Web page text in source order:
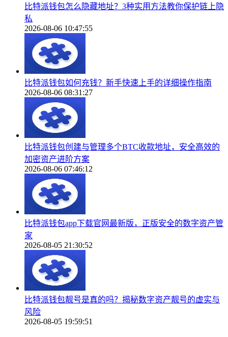
比特派钱包怎么隐藏地址？3种实用方法教你保护链上隐
私
2026-08-06 10:47:55
比特派钱包如何充钱？新手快速上手的详细操作指南
2026-08-06 08:31:27
比特派钱包创建与管理多个BTC收款地址，安全高效的
加密资产进阶方案
2026-08-06 07:46:12
比特派钱包app下载官网最新版，正版安全的数字资产管
家
2026-08-05 21:30:52
比特派钱包靓号是真的吗？揭秘数字资产靓号的虚实与
风险
2026-08-05 19:59:51